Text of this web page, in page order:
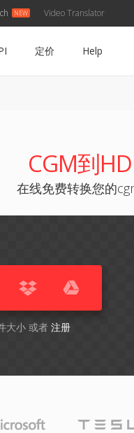
Video Translator
定价 Help
CGM到
在线免费转换您的
大小 或者 注册